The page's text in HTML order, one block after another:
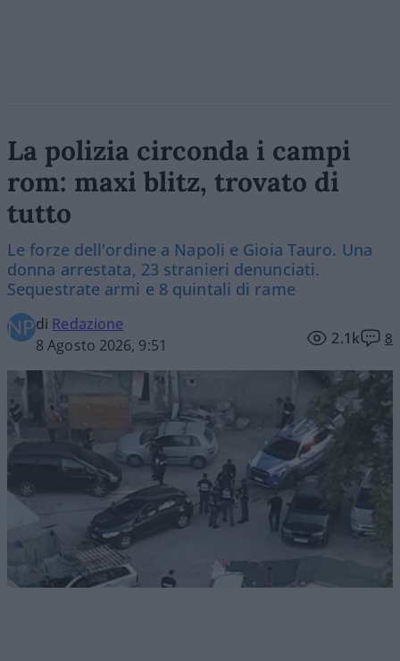
La polizia circonda i campi
rom: maxi blitz, trovato di
tutto
Le forze dell'ordine a Napoli e Gioia Tauro. Una
donna arrestata, 23 stranieri denunciati.
Sequestrate armi e 8 quintali di rame
di Redazione
8 Agosto 2026, 9:51
2.1k 8